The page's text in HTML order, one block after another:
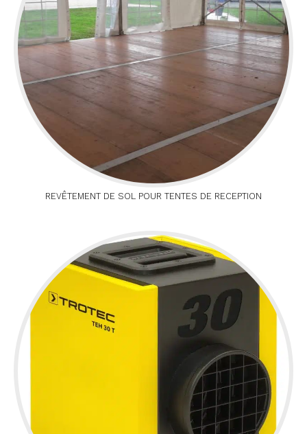
REVÊTEMENT DE SOL POUR TENTES DE RECEPTION